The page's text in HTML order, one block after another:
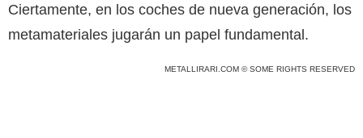
Ciertamente, en los coches de nueva generación, los
metamateriales jugarán un papel fundamental.
METALLIRARI.COM © SOME RIGHTS RESERVED